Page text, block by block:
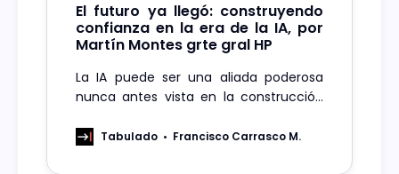
El futuro ya llegó: construyendo
confianza en la era de la IA, por
Martín Montes grte gral HP
La IA puede ser una aliada poderosa
nunca antes vista en la construcción
equitativas.
Tabulado Francisco Carrasco M.